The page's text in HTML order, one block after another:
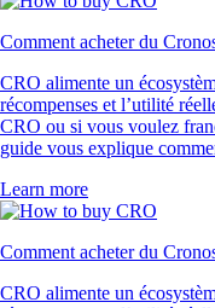
Comment acheter du
CRO alimente un
récompenses et l’utilité
CRO ou si vous voulez
guide vous explique
Learn more
Comment acheter du
CRO alimente un